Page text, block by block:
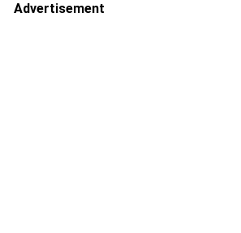
Advertisement